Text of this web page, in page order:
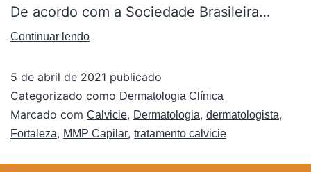
De acordo com a Sociedade Brasileira…
Continuar lendo
5 de abril de 2021 publicado
Categorizado como Dermatologia Clínica
Marcado com Calvicie, Dermatologia, dermatologista,
Fortaleza, MMP Capilar, tratamento calvicie